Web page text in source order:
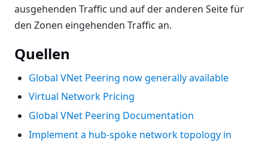
ausgehenden Traffic und auf der anderen Seite für
den Zonen eingehenden Traffic an.
Quellen
Global VNet Peering now generally available
Virtual Network Pricing
Global VNet Peering Documentation
Implement a hub-spoke network topology in